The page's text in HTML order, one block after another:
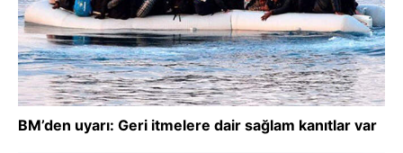
BM’den uyarı: Geri itmelere dair sağlam kanıtlar var